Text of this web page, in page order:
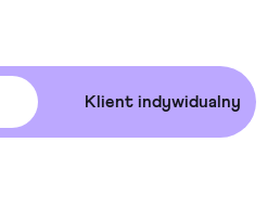
Klient indywidualny